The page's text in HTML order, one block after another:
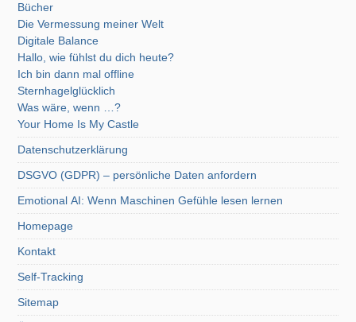
Bücher
Die Vermessung meiner Welt
Digitale Balance
Hallo, wie fühlst du dich heute?
Ich bin dann mal offline
Sternhagelglücklich
Was wäre, wenn …?
Your Home Is My Castle
Datenschutzerklärung
DSGVO (GDPR) – persönliche Daten anfordern
Emotional AI: Wenn Maschinen Gefühle lesen lernen
Homepage
Kontakt
Self-Tracking
Sitemap